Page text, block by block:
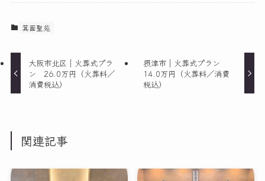
箕面聖苑
大阪市北区｜火葬式プラ
ン 26.0万円（火葬料／
消費税込）
摂津市｜火葬式プラン
14.0万円（火葬料／消費
税込）
関連記事